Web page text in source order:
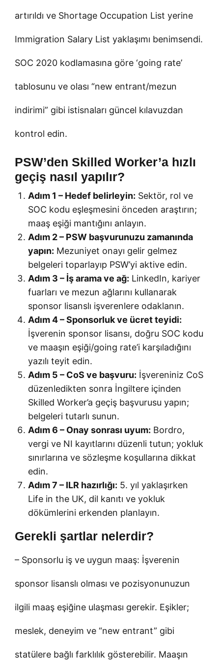
artırıldı ve Shortage Occupation List yerine
Immigration Salary List yaklaşımı benimsendi.
SOC 2020 kodlamasına göre ‘going rate’
tablosunu ve olası “new entrant/mezun
indirimi” gibi istisnaları güncel kılavuzdan
kontrol edin.
PSW’den Skilled Worker’a hızlı
geçiş nasıl yapılır?
Adım 1 – Hedef belirleyin: Sektör, rol ve
SOC kodu eşleşmesini önceden araştırın;
maaş eşiği mantığını anlayın.
Adım 2 – PSW başvurunuzu zamanında
yapın: Mezuniyet onayı gelir gelmez
belgeleri toparlayıp PSW’yi aktive edin.
Adım 3 – İş arama ve ağ: LinkedIn, kariyer
fuarları ve mezun ağlarını kullanarak
sponsor lisanslı işverenlere odaklanın.
Adım 4 – Sponsorluk ve ücret teyidi:
İşverenin sponsor lisansı, doğru SOC kodu
ve maaşın eşiği/going rate’i karşıladığını
yazılı teyit edin.
Adım 5 – CoS ve başvuru: İşvereniniz CoS
düzenledikten sonra İngiltere içinden
Skilled Worker’a geçiş başvurusu yapın;
belgeleri tutarlı sunun.
Adım 6 – Onay sonrası uyum: Bordro,
vergi ve NI kayıtlarını düzenli tutun; yokluk
sınırlarına ve sözleşme koşullarına dikkat
edin.
Adım 7 – ILR hazırlığı: 5. yıl yaklaşırken
Life in the UK, dil kanıtı ve yokluk
dökümlerini erkenden planlayın.
Gerekli şartlar nelerdir?
– Sponsorlu iş ve uygun maaş: İşverenin
sponsor lisanslı olması ve pozisyonunuzun
ilgili maaş eşiğine ulaşması gerekir. Eşikler;
meslek, deneyim ve “new entrant” gibi
statülere bağlı farklılık gösterebilir. Maaşın